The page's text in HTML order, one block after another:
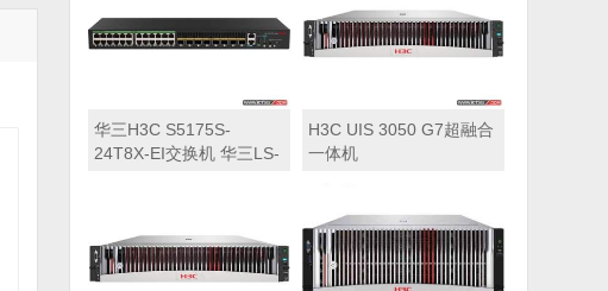
华三H3C S5175S-
24T8X-EI交换机 华三LS-
H3C UIS 3050 G7超融合
一体机